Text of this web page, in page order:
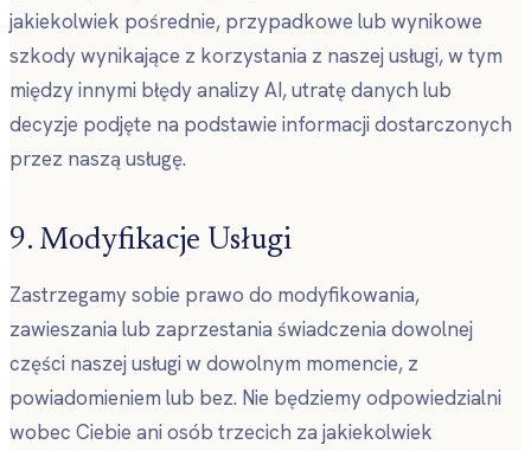
jakiekolwiek pośrednie, przypadkowe lub wynikowe
szkody wynikające z korzystania z naszej usługi, w tym
między innymi błędy analizy AI, utratę danych lub
decyzje podjęte na podstawie informacji dostarczonych
przez naszą usługę.
9. Modyfikacje Usługi
Zastrzegamy sobie prawo do modyfikowania,
zawieszania lub zaprzestania świadczenia dowolnej
części naszej usługi w dowolnym momencie, z
powiadomieniem lub bez. Nie będziemy odpowiedzialni
wobec Ciebie ani osób trzecich za jakiekolwiek